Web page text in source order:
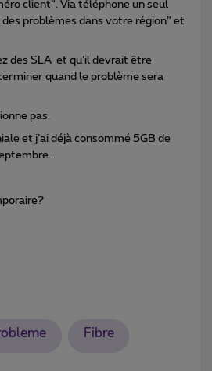
client”. Via téléphone un seul
des problèmes dans votre région” et
des SLA et qu’il devrait être
quand le problème sera
pas.
et j’ai déjà consommé 5GB de
Fibre